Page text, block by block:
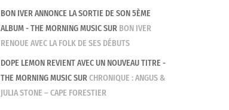
BON IVER ANNONCE LA SORTIE DE SON 5ÈME
ALBUM - THE MORNING MUSICSUR BON IVER
RENOUE AVEC LA FOLK DE SES DÉBUTS
DOPE LEMON REVIENT AVEC UN NOUVEAU TITRE -
THE MORNING MUSICSURCHRONIQUE : ANGUS &
JULIA STONE – CAPE FORESTIER